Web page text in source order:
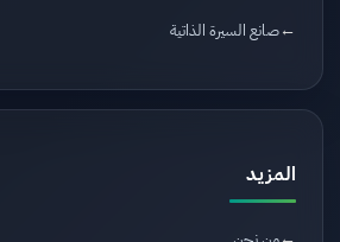
صانع السيرة الذاتية
المزيد